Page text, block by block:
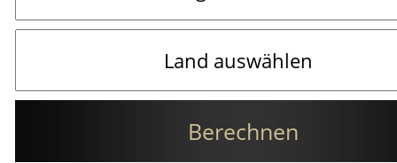
Berechnen